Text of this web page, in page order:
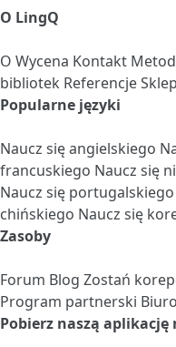
O LingQ
O Wycena Kontakt
bibliotek Referencje
Popularne języki
Naucz się angielskiego
francuskiego Naucz się
Naucz się portugalskiego
chińskiego Naucz się
Zasoby
Forum Blog Zostań
Program partnerski
Pobierz naszą aplikację